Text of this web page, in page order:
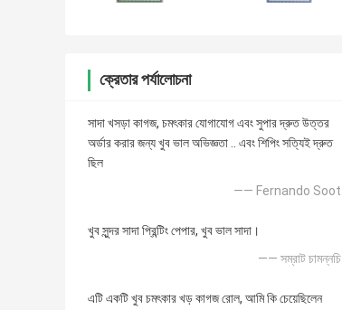
ক্রেতার পর্যালোচনা
সাদা খসড়া কাগজ, চমৎকার যোগাযোগ এবং সুপার দ্রুত উত্তর
অর্ডার করার জন্য খুব ভাল অভিজ্ঞতা .. এবং শিপিং সত্যিই দ্রুত
ছিল
—— Fernando Soot
খুব সুন্দর সাদা প্রিন্টিং পেপার, খুব ভাল সাদা।
—— সম্রাট চামন্নচি
এটি একটি খুব চমৎকার খড় কাগজ রোল, আমি কি চেয়েছিলেন